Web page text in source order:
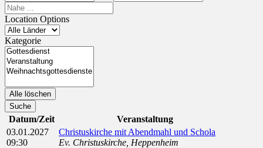
Nahe
...
Location Options
Land
Kategorie
Kategorie
Alle löschen
Suche
Datum/Zeit
Veranstaltung
03.01.2027
09:30
Christuskirche mit Abendmahl und Schola
Ev. Christuskirche, Heppenheim